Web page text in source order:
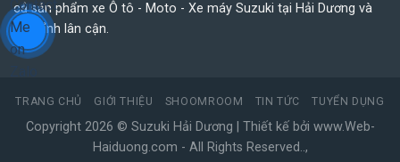
cả sản phẩm xe Ô tô - Moto - Xe máy Suzuki tại Hải Dương và
các tỉnh lân cận.
TRANG CHỦ GIỚI THIỆU SHOOMROOM TIN TỨC TUYỂN DỤNG
Copyright 2026 © Suzuki Hải Dương | Thiết kế bởi www.Web-
Haiduong.com - All Rights Reserved..,